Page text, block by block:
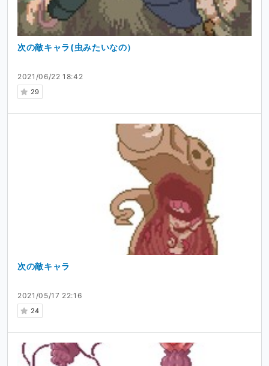
2021/06/22 18:42
29
次の敵キャラ(虫みたいなの）
2021/05/17 22:16
24
次の敵キャラ